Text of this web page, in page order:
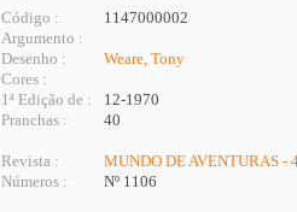
Código :
1147000002
Argumento :
Desenho :
Weare, Tony
Cores :
1ª Edição de :
12-1970
Pranchas :
40
Revista :
MUNDO DE AVENTURAS -
Números :
Nº 1106